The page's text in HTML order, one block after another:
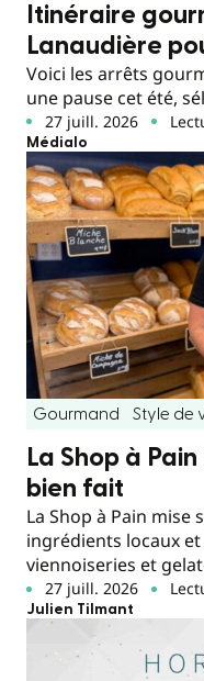
Itinéraire
Lanaudière
Voici les arrêts
une pause cet été,
27 juill. 2026
Médialo
Gourmand Style de
La Shop à
bien fait
La Shop à Pain mise
ingrédients locaux
viennoiseries et
27 juill. 2026
Julien Tilmant